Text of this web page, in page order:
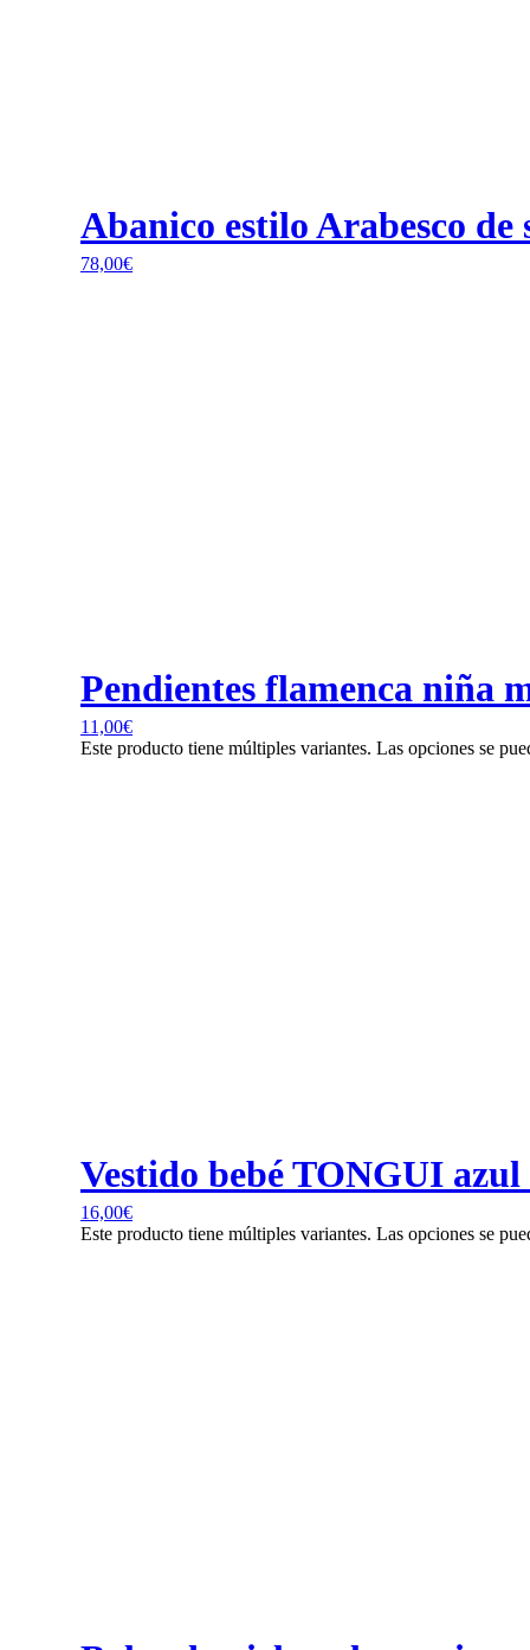
Abanico estilo Arabesco
78,00€
Pendientes flamenca niña
11,00€
Este producto tiene múltiples variantes. Las opciones se
Vestido bebé TONGUI azul
16,00€
Este producto tiene múltiples variantes. Las opciones se